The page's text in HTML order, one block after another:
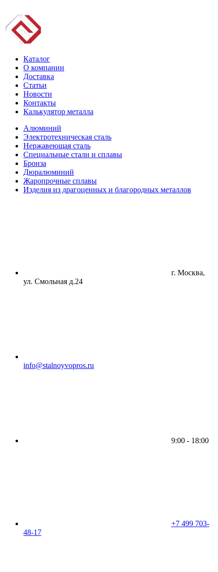
Каталог
О компании
Доставка
Статьи
Новости
Контакты
Калькулятор металла
Алюминий
Электротехническая сталь
Нержавеющая сталь
Специальные стали и сплавы
Бронза
Дюралюминий
Жаропрочные сплавы
Изделия из драгоценных и благородных металлов
г. Москва,
ул. Смольная д.24
info@stalnoyvopros.ru
9:00 - 18:00
+7 499 703-
48-17